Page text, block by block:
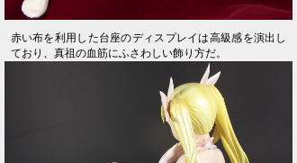
赤い布を利用した台座のディスプレイは高級感を演出し
ており、真祖の血筋にふさわしい飾り方だ。